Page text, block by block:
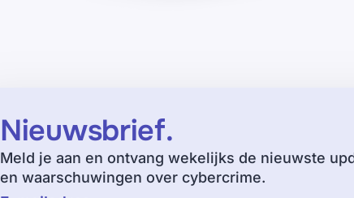
Nieuwsbrief.
Meld je aan en ontvang wekelijks de nieuwste
en waarschuwingen over cybercrime.